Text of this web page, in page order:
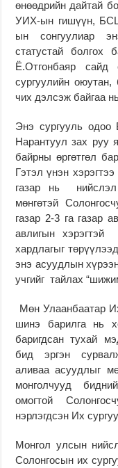
өнөөдрийн дайтай
УИХ-ын гишүүн,
ын сонгуулиар
статустай болгох
Ё.Отгонбаяр сайд
сургуулийн
чих дэлсэж байгаа
Энэ сургууль одоо
Нарантуул зах руу
байрны өргөтгөл
Гэтэл үнэн
газар нь нийслэл
мөнгөтэй
газар 2-3 га газар
авлигын хэрэгтэй
хардлагыг
энэ асуудлын
учгийг тайлах
Мөн Улаанбаатар
шинэ барилга нь
баригдсан тухай
бид эргэн
аливаа асуудлыг
монголчууд
омогтой
нэрлэгдсэн Их
Монгол улсын
Солонгосын их